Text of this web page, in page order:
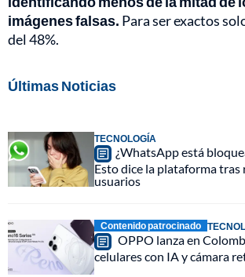
imágenes falsas. Para ser exactos
del 48%.
Últimas Noticias
TECNOLOGÍA
¿WhatsApp está
Esto dice la plataforma tras
usuarios
Contenido patrocinado
OPPO lanza en
celulares con IA y cámara